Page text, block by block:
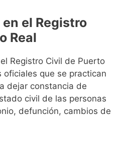
el Registro
Real
Registro Civil de Puerto
oficiales que se practican
dejar constancia de
civil de las personas
defunción, cambios de